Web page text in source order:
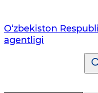
O‘zbеkistоn
agentligi